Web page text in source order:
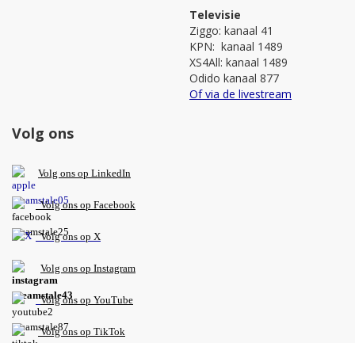
Televisie
Ziggo: kanaal 41
KPN: kanaal 1489
XS4All: kanaal 1489
Odido kanaal 877
Of via de livestream
Volg ons
Volg ons op LinkedIn
Volg ons op Facebook
Volg ons op X
Volg ons op Instagram
Volgons op YouTube
Volg ons op TikTok